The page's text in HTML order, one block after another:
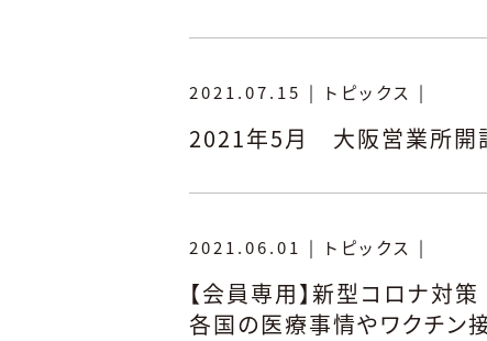
2021.07.15 | トピックス |
2021年5月 大阪営業所開設
2021.06.01 | トピックス |
【会員専用】新型コロナ
各国の医療事情やワクチン